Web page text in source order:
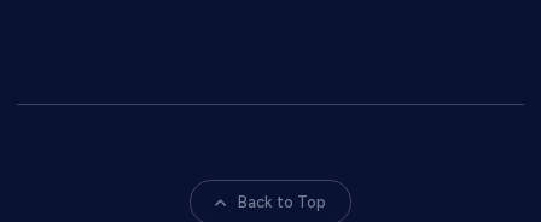
Back to Top